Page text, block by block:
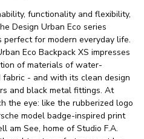
functionality and flexibility,
Design Urban Eco series
for modern everyday life.
Eco Backpack XS impresses
of materials of water-
- and with its clean design
and black metal fittings. At
the eye: like the rubberized logo
model badge-inspired print
am See, home of Studio F.A.